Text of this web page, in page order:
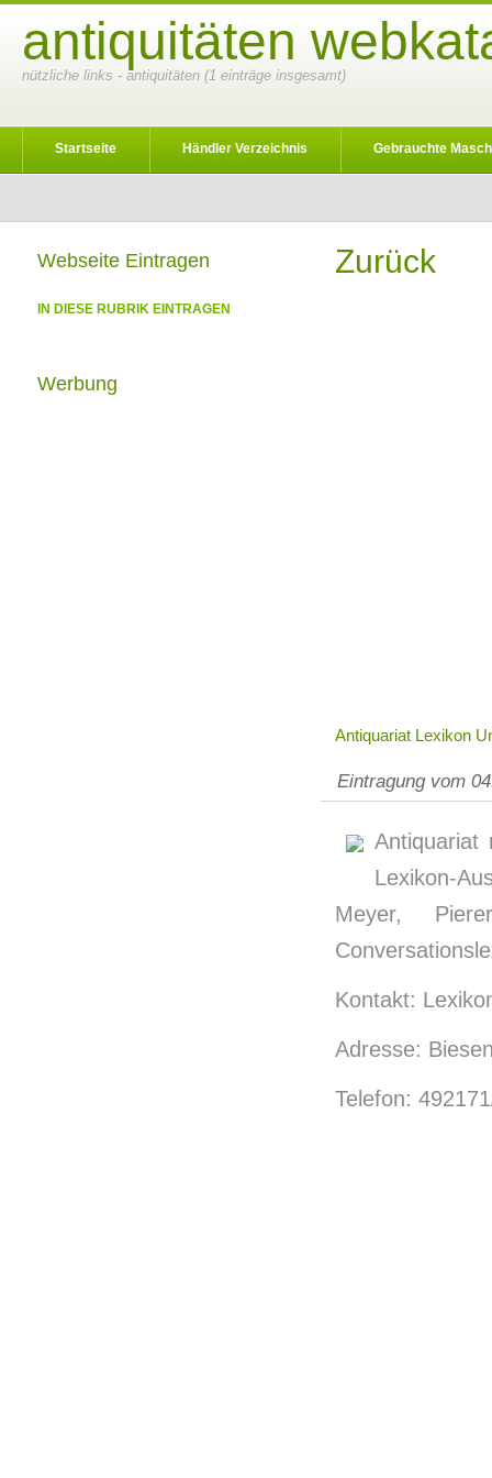
antiquitäten
nützliche links - antiquitäten (1 einträge insgesamt)
Startseite Händler Verzeichnis Gebrauchte
Zurück
Antiquariat Lexikon
Eintragung vom
Antiquariat
Lexikon-
Meyer,
Kontakt:
Adresse:
Telefon:
Webseite Eintragen
IN DIESE RUBRIK EINTRAGEN
Werbung